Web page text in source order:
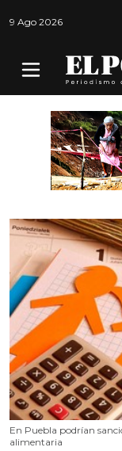
9 Ago 2026
En Puebla podrían
alimentaria